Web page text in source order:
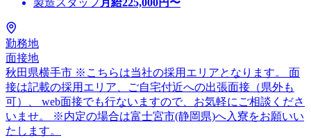
勤務地
面接地
秋田県横手市 ※こちらは当社の採用エリアとなります。 面
接は記載の採用エリア、ご自宅付近への出張面接（県外も
可）、 web面接でも行ないますので、お気軽にご相談くださ
いませ。 ※内定の場合は富士宮市(静岡県)へ入寮をお願いい
たします。